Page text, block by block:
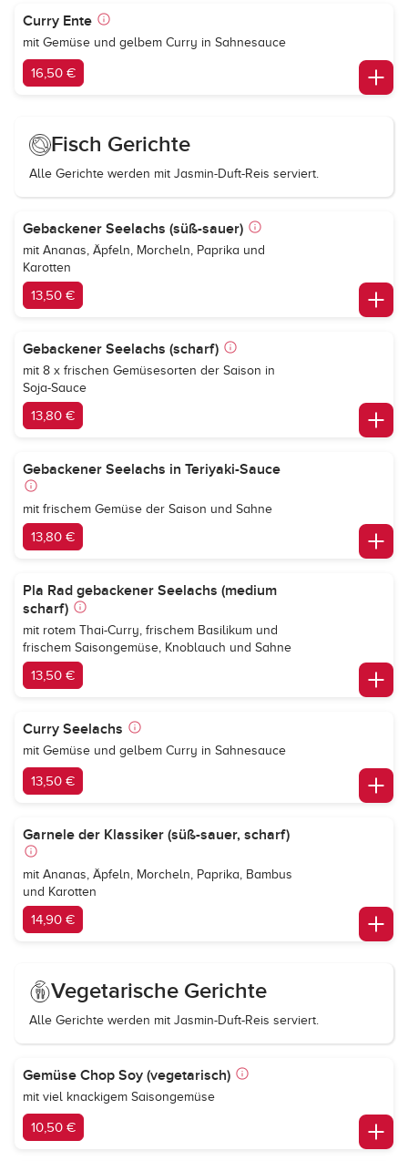
Curry Ente
mit Gemüse und gelbem Curry in Sahnesauce
16,50 €
Fisch Gerichte
Alle Gerichte werden mit Jasmin-Duft-Reis serviert.
Gebackener Seelachs (süß-sauer)
mit Ananas, Äpfeln, Morcheln, Paprika und
Karotten
13,50 €
Gebackener Seelachs (scharf)
mit 8 x frischen Gemüsesorten der Saison in
Soja-Sauce
13,80 €
Gebackener Seelachs in Teriyaki-Sauce
mit frischem Gemüse der Saison und Sahne
13,80 €
Pla Rad gebackener Seelachs (medium
scharf)
mit rotem Thai-Curry, frischem Basilikum und
frischem Saisongemüse, Knoblauch und Sahne
13,50 €
Curry Seelachs
mit Gemüse und gelbem Curry in Sahnesauce
13,50 €
Garnele der Klassiker (süß-sauer, scharf)
mit Ananas, Äpfeln, Morcheln, Paprika, Bambus
und Karotten
14,90 €
Vegetarische Gerichte
Alle Gerichte werden mit Jasmin-Duft-Reis serviert.
Gemüse Chop Soy (vegetarisch)
mit viel knackigem Saisongemüse
10,50 €